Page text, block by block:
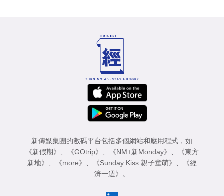
新傳媒集團的數碼平台包括多個網站和應用程式，如
《新假期》
《GOtrip》 《NM+新Monday》
《東方
新地》
《more》 《Sunday Kiss 親子童萌》
《經
濟一週》
。